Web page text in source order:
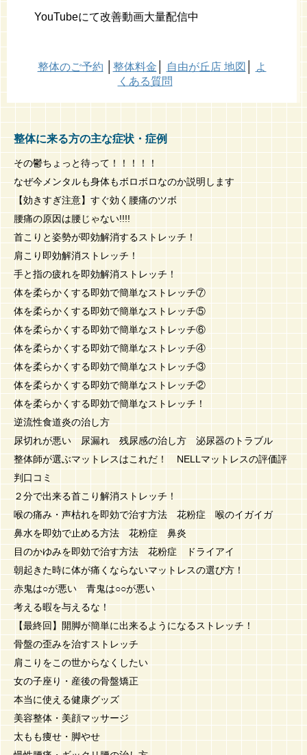
YouTubeにて改善動画大量配信中
整体のご予約 整体料金 自由が丘店 地図
よ
くある質問
整体に来る方の主な症状・症例
その鬱ちょっと待って！！！！！
なぜ今メンタルも身体もボロボロなのか説明します
【効きすぎ注意】すぐ効く腰痛のツボ
腰痛の原因は腰じゃない!!!!
首こりと姿勢が即効解消するストレッチ！
肩こり即効解消ストレッチ！
手と指の疲れを即効解消ストレッチ！
体を柔らかくする即効で簡単なストレッチ⑦
体を柔らかくする即効で簡単なストレッチ⑤
体を柔らかくする即効で簡単なストレッチ⑥
体を柔らかくする即効で簡単なストレッチ④
体を柔らかくする即効で簡単なストレッチ③
体を柔らかくする即効で簡単なストレッチ②
体を柔らかくする即効で簡単なストレッチ！
逆流性食道炎の治し方
尿切れが悪い 尿漏れ 残尿感の治し方 泌尿器のトラブル
整体師が選ぶマットレスはこれだ！ NELLマットレスの評価評
判口コミ
２分で出来る首こり解消ストレッチ！
喉の痛み・声枯れを即効で治す方法 花粉症 喉のイガイガ
鼻水を即効で止める方法 花粉症 鼻炎
目のかゆみを即効で治す方法 花粉症 ドライアイ
朝起きた時に体が痛くならないマットレスの選び方！
赤鬼は○が悪い 青鬼は○○が悪い
考える暇を与えるな！
【最終回】開脚が簡単に出来るようになるストレッチ！
骨盤の歪みを治すストレッチ
肩こりをこの世からなくしたい
女の子座り・産後の骨盤矯正
本当に使える健康グッズ
美容整体・美顔マッサージ
太もも痩せ・脚やせ